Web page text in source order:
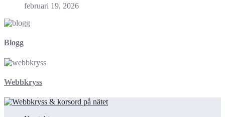
februari 19, 2026
Blogg
Webbkryss